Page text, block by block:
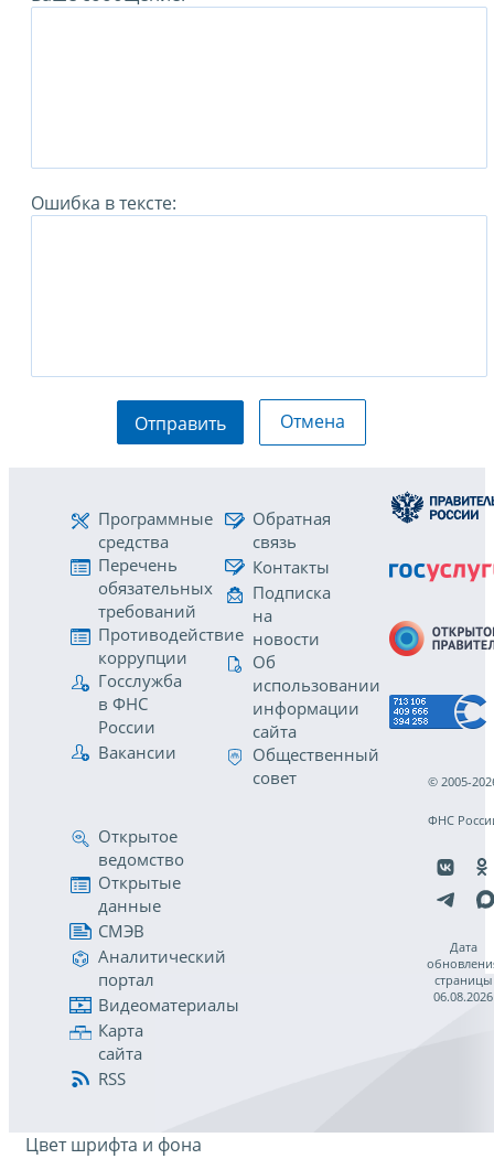
Ошибка в тексте:
Отправить Отмена
Программные
средства
Перечень
обязательных
требований
Противодействие
коррупции
Госслужба
в ФНС
России
Вакансии
Обратная
связь
Контакты
Подписка
на
новости
Об
использовании
информации
сайта
Общественный
совет
Открытое
ведомство
Открытые
данные
СМЭВ
Аналитический
портал
Видеоматериалы
Карта
сайта
RSS
© 2005-
ФНС
Дата
страницы
06.08.2026
Цвет шрифта и фона